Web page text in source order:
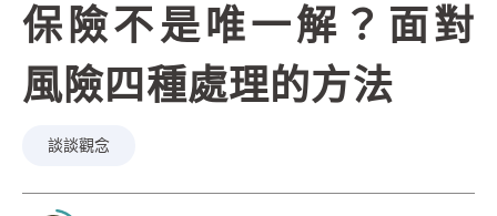
保險不是唯一解？面對
風險四種處理的方法
談談觀念